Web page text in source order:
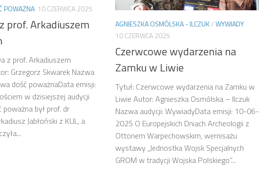
POWAŻNA 10 CZERWCA 2025
prof. Arkadiuszem
z prof. Arkadiuszem
Grzegorz Skwarek Nazwa
dość poważnaData emisji:
w dzisiejszej audycji
był prof. dr
Jabłoński z KUL, a
AGNIESZKA OSMÓLSKA - ILCZUK/WYWIADY
10 CZERWCA 2025
Czerwcowe wydarzenia na
Zamku w Liwie
Tytuł: Czerwcowe wydarzenia na Zamku w
Liwie Autor: Agnieszka Osmólska – Ilczuk
Nazwa audycji: WywiadyData emisji: 10-06-
2025 O Europejskich Dniach Archeologii z
Ottonem Warpechowskim, wernisażu
wystawy „Jednostka Wojsk Specjalnych
GROM w tradycji Wojska Polskiego”...